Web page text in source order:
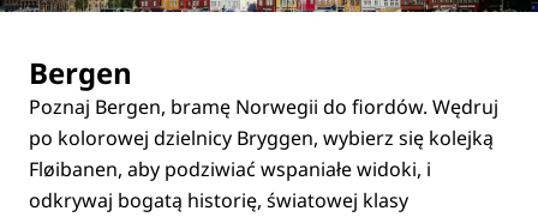
Bergen
Poznaj Bergen, bramę Norwegii do fiordów. Wędruj
po kolorowej dzielnicy Bryggen, wybierz się kolejką
Fløibanen, aby podziwiać wspaniałe widoki, i
odkrywaj bogatą historię, światowej klasy